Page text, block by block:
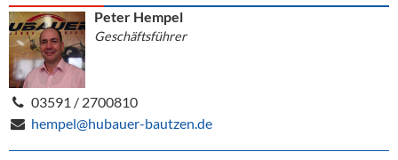
Peter Hempel
Geschäftsführer
03591 / 2700810
hempel@hubauer-bautzen.de